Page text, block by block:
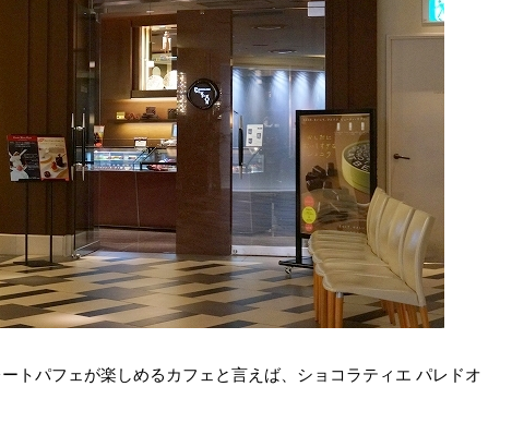
トパフェが楽しめるカフェと言えば、ショコラティエ パレドオ